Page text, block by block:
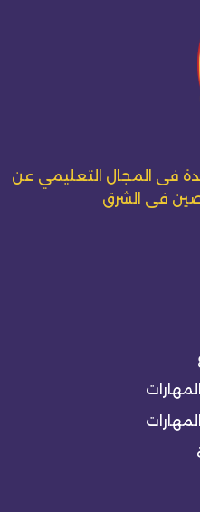
فى المجال التعليمي عن
فى الشرق